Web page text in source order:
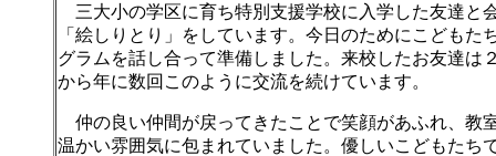
三大小の学区に育ち特別支援学校に入学した友達と
「絵しりとり」をしています。今日のためにこどもた
グラムを話し合って準備しました。来校したお友達は
から年に数回このように交流を続けています。
仲の良い仲間が戻ってきたことで笑顔があふれ、教
温かい雰囲気に包まれていました。優しいこどもたち